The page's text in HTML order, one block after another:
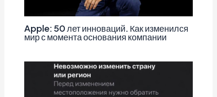
Apple: 50 лет инноваций. Как изменился
мир с момента основания компании